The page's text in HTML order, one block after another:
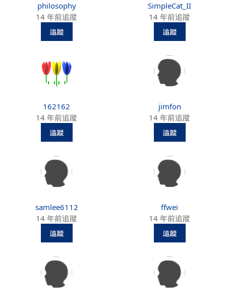
philosophy
14 年前追蹤
SimpleCat_II
14 年前追蹤
162162
14 年前追蹤
jimfon
14 年前追蹤
samlee6112
14 年前追蹤
ffwei
14 年前追蹤